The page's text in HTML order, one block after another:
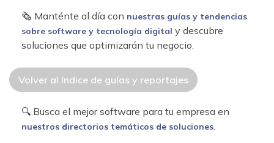
🗞 Manténte al día con nuestras guías y tendencias
sobre software y tecnología digital y descubre
soluciones que optimizarán tu negocio.
Volver al índice de guías y reportajes
🔍 Busca el mejor software para tu empresa en
nuestros directorios temáticos de soluciones.